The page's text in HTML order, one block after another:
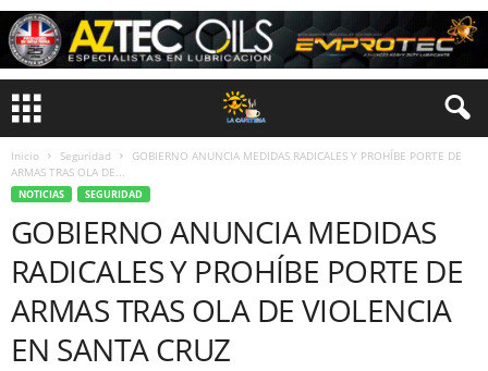
Inicio Seguridad
GOBIERNO ANUNCIA MEDIDAS RADICALES Y PROHÍBE PORTE DE
ARMAS TRAS OLA DE...
NOTICIAS SEGURIDAD
GOBIERNO ANUNCIA MEDIDAS
RADICALES Y PROHÍBE PORTE DE
ARMAS TRAS OLA DE VIOLENCIA
EN SANTA CRUZ